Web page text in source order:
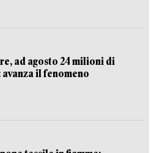
ad agosto 24 milioni di
il fenomeno